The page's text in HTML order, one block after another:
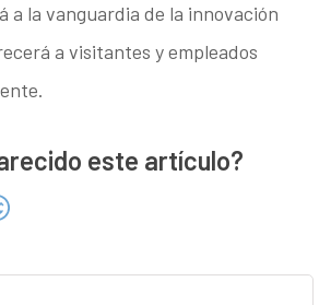
a la vanguardia de la innovación
a visitantes y empleados
este artículo?